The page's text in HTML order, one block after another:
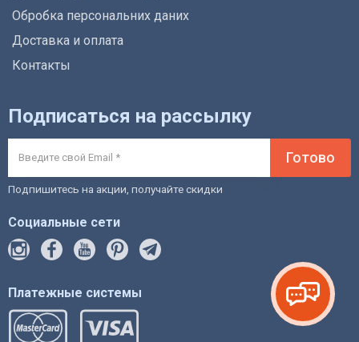
Обробка персональних даних
Доставка и оплата
Контакты
Подписаться на рассылку
Готово
Подпишитесь на акции, получайте скидки
Социальные сети
Платежные системы